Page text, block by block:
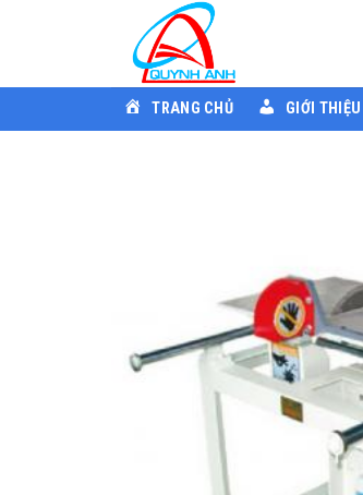
TRANG CHỦ GIỚI THIỆU